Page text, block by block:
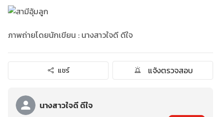
ภาพถ่ายโดยนักเขียน : นางสาวใจดี ดีใจ
แชร์ แจ้งตรวจสอบ
นางสาวใจดี ดีใจ